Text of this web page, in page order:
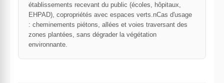
établissements recevant du public (écoles, hôpitaux,
EHPAD), copropriétés avec espaces verts.nCas d'usage
: cheminements piétons, allées et voies traversant des
zones plantées, sans dégrader la végétation
environnante.